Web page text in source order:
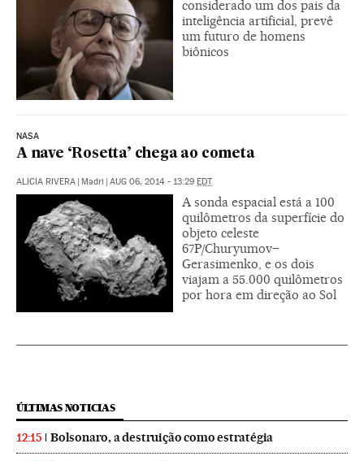
considerado um dos pais da
inteligência artificial, prevê
um futuro de homens
biônicos
NASA
A nave ‘Rosetta’ chega ao cometa
ALICIA RIVERA | Madri | AUG 06, 2014 - 13:29 EDT
A sonda espacial está a 100
quilômetros da superfície do
objeto celeste
67P/Churyumov–
Gerasimenko, e os dois
viajam a 55.000 quilômetros
por hora em direção ao Sol
ÚLTIMAS NOTICIAS
12:15 Bolsonaro, a destruição como estratégia